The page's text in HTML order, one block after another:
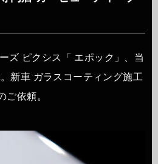
ズ ピクシス「 エポック」、当
新車 ガラスコーティング施工
ご依頼。